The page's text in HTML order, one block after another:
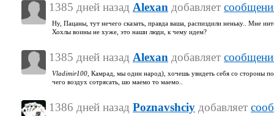
1385 дней назад Alexan добавляет
Ну, Пацаны, тут нечего сказать, правда ваша, распиздили неньку.. Мне
Хохлы воины не хуже, это наши люди, к чему идем?
1385 дней назад Alexan добавляет
Vladimir100, Камрад, мы один народ), хочешь увидеть себя со стороны
чего воздух сотрясать, шо маемо то маемо..
1386 дней назад Poznavshciy добавляет